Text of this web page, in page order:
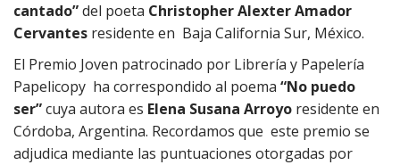
cantado”del poeta Christopher Alexter Amador
Cervantes residente en Baja California Sur, México.
El Premio Joven patrocinado por Librería y Papelería
Papelicopy ha correspondido al poema “No puedo
ser”cuya autora es Elena Susana Arroyo residente en
Córdoba, Argentina. Recordamos que este premio se
adjudica mediante las puntuaciones otorgadas por